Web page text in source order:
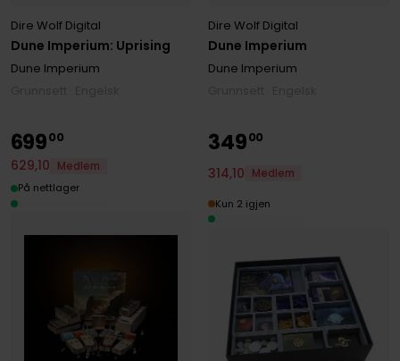
Dune Imperium: Uprising
Dire Wolf Digital
Dune Imperium
Dune Imperium
Dire Wolf Digital
Dune Imperium
69900
629,10
Medlem
På nettlager
34900
314,10 Medlem
Kun 2 igjen